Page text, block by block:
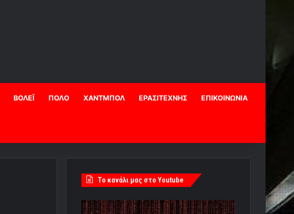
ΒΟΛΕΪ ΠΟΛΟ ΧΑΝΤΜΠΟΛ ΕΡΑΣΙΤΕΧΝΗΣ ΕΠΙΚΟΙΝΩΝΙΑ
Tο κανάλι μας στο Youtube